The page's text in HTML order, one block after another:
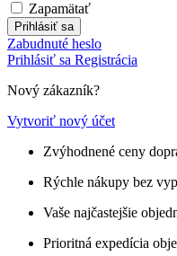
Zapamätať
Prihlásiť sa
Zabudnuté heslo
Prihlásiť sa Registrácia
Nový zákazník?
Vytvoriť nový účet
Zvýhodnené ceny
Rýchle nákupy bez
Vaše najčastejšie
Prioritná expedícia